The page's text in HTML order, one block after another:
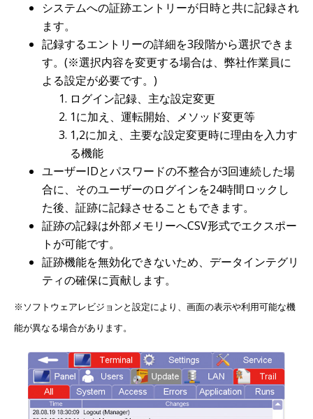
システムへの証跡エントリーが日時と共に記録され
ます。
記録するエントリーの詳細を3段階から選択できま
す。(※選択内容を変更する場合は、弊社作業員に
よる設定が必要です。)
ログイン記録、主な設定変更
1に加え、運転開始、メソッド変更等
1,2に加え、主要な設定変更時に理由を入力す
る機能
ユーザーIDとパスワードの不整合が3回連続した場
合に、そのユーザーのログインを24時間ロックし
た後、証跡に記録させることもできます。
証跡の記録は外部メモリーへCSV形式でエクスポー
トが可能です。
証跡機能を無効化できないため、データインテグリ
ティの確保に貢献します。
※ソフトウェアレビジョンと設定により、画面の表示や利用可能な機
能が異なる場合があります。